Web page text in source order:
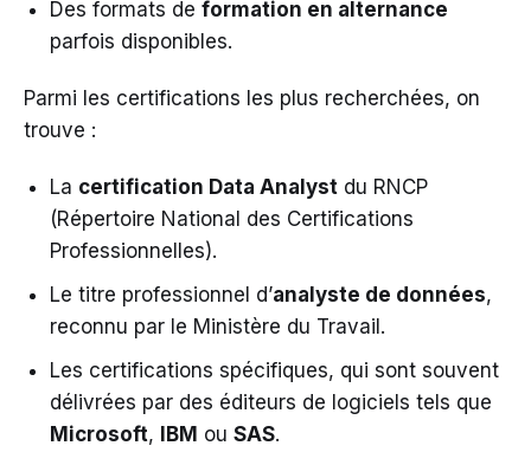
Des formats de formation en alternance
parfois disponibles.
Parmi les certifications les plus recherchées, on
trouve :
La certification Data Analyst du RNCP
(Répertoire National des Certifications
Professionnelles).
Le titre professionnel d’analyste de données,
reconnu par le Ministère du Travail.
Les certifications spécifiques, qui sont souvent
délivrées par des éditeurs de logiciels tels que
Microsoft, IBM ou SAS.